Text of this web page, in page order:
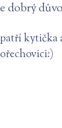
dobrý
kytička